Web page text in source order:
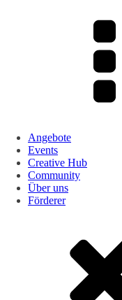
Angebote
Events
Creative Hub
Community
Über uns
Förderer